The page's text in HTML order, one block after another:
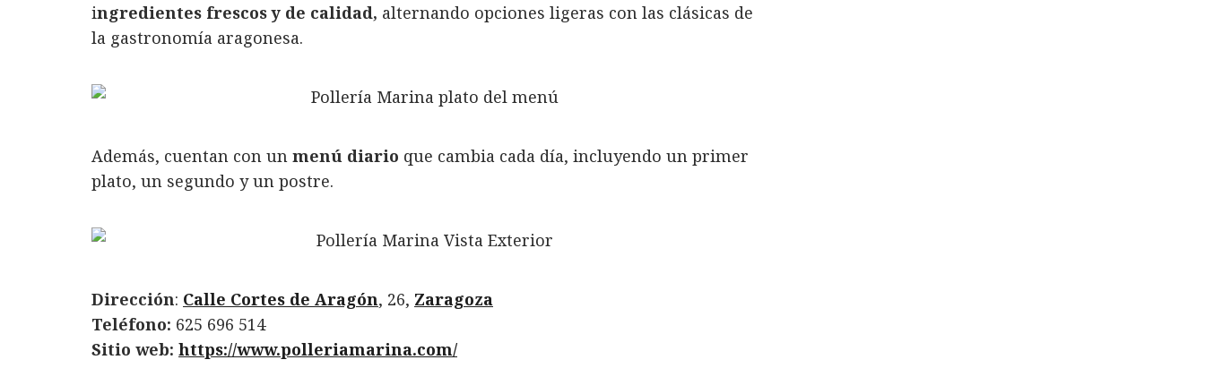
ingredientes frescos y de calidad, alternando opciones ligeras con las clásicas de
la gastronomía aragonesa.
Además, cuentan con un menú diario que cambia cada día, incluyendo un primer
plato, un segundo y un postre.
Dirección: Calle Cortes de Aragón, 26, Zaragoza
Teléfono: 625 696 514
Sitio web: https://www.polleriamarina.com/